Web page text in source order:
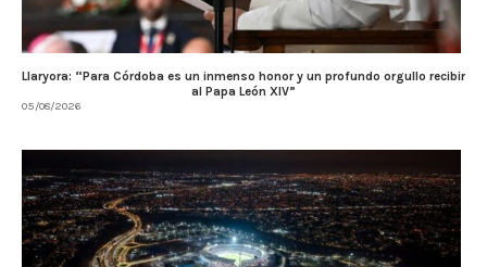
Llaryora: “Para Córdoba es un inmenso honor y un profundo orgullo recibir
al Papa León XIV”
05/08/2026